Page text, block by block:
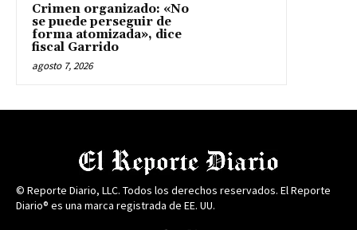
Crimen organizado: «No
se puede perseguir de
forma atomizada», dice
fiscal Garrido
agosto 7, 2026
© Reporte Diario, LLC. Todos los derechos reservados. El Reporte
Diario® es una marca registrada de EE. UU.